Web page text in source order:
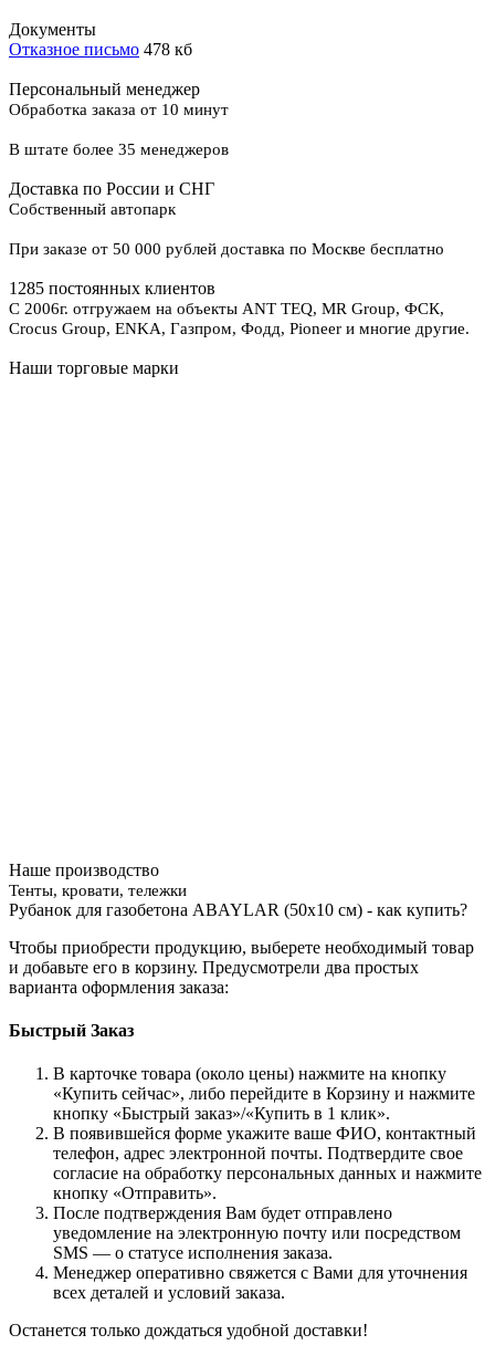
Документы
Отказное письмо 478 кб
Персональный менеджер
Обработка заказа от 10 минут
В штате более 35 менеджеров
Доставка по России и СНГ
Собственный автопарк
При заказе от 50 000 рублей доставка по Москве бесплатно
1285 постоянных клиентов
С 2006г. отгружаем на объекты ANT TEQ, MR Group, ФСК,
Crocus Group, ENKA, Газпром, Фодд, Pioneer и многие другие.
Наши торговые марки
Наше производство
Тенты, кровати, тележки
Рубанок для газобетона ABAYLAR (50х10 см) - как купить?
Чтобы приобрести продукцию, выберете необходимый товар
и добавьте его в корзину. Предусмотрели два простых
варианта оформления заказа:
Быстрый Заказ
В карточке товара (около цены) нажмите на кнопку
«Купить сейчас», либо перейдите в Корзину и нажмите
кнопку «Быстрый заказ»/«Купить в 1 клик».
В появившейся форме укажите ваше ФИО, контактный
телефон, адрес электронной почты. Подтвердите свое
согласие на обработку персональных данных и нажмите
кнопку «Отправить».
После подтверждения Вам будет отправлено
уведомление на электронную почту или посредством
SMS — о статусе исполнения заказа.
Менеджер оперативно свяжется с Вами для уточнения
всех деталей и условий заказа.
Останется только дождаться удобной доставки!